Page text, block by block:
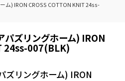
ム) IRON CROSS COTTON KNIT 24ss-
ズリングホーム) IRON
24ss-007(BLK)
ズリングホーム) IRON